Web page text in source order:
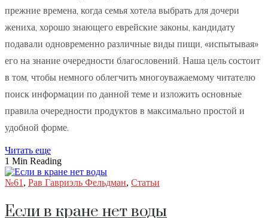
прежние времена, когда семья хотела выбрать для дочери
жениха, хорошо знающего еврейские законы, кандидату
подавали одновременно различные виды пищи, «испытывая»
его на знание очередности благословений. Наша цель состоит
в том, чтобы немного облегчить многоуважаемому читателю
поиск информации по данной теме и изложить основные
правила очередности продуктов в максимально простой и
удобной форме.
Читать еще
1 Min Reading
№61 , Рав Гавриэль Фельдман, Статьи
Если в кране нет воды